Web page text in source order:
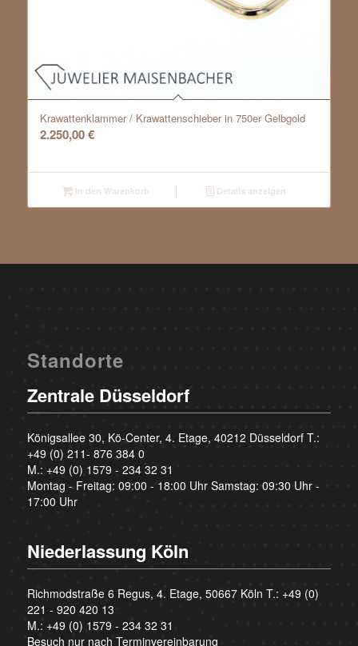
Krawattenklammer / Krawattenschieber in 750er Gelbgold
2.250,00€
In den Warenkorb Details anzeigen
Standorte
Zentrale Düsseldorf
Königsallee 30, Kö-Center, 4. Etage, 40212 Düsseldorf T.:
+49 (0) 211- 876 384 0
M.: +49 (0) 1579 - 234 32 31
Montag - Freitag: 09:00 - 18:00 Uhr Samstag: 09:30 Uhr -
17:00 Uhr
Niederlassung Köln
Richmodstraße 6 Regus, 4. Etage, 50667 Köln T.: +49 (0)
221 - 920 420 13
M.: +49 (0) 1579 - 234 32 31
Besuch nur nach Terminvereinbarung